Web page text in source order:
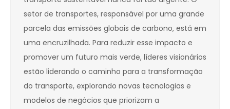
setor de transportes, responsável por uma grande
parcela das emissões globais de carbono, está em
uma encruzilhada. Para reduzir esse impacto e
promover um futuro mais verde, líderes visionários
estão liderando o caminho para a transformação
do transporte, explorando novas tecnologias e
modelos de negócios que priorizam a